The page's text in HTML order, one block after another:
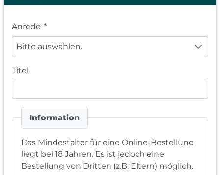
Anrede *
Bitte auswählen.
Titel
Information
Das Mindestalter für eine Online-Bestellung
liegt bei 18 Jahren. Es ist jedoch eine
Bestellung von Dritten (z.B. Eltern) möglich.